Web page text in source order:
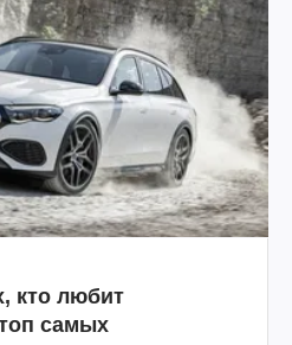
кто любит
самых